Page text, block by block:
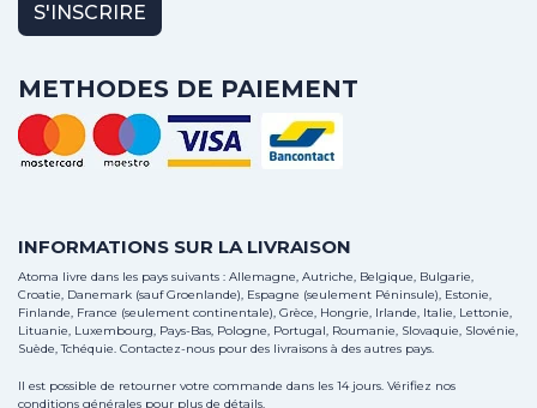
S'INSCRIRE
METHODES DE PAIEMENT
INFORMATIONS SUR LA LIVRAISON
Atoma livre dans les pays suivants : Allemagne, Autriche, Belgique, Bulgarie,
Croatie, Danemark (sauf Groenlande), Espagne (seulement Péninsule), Estonie,
Finlande, France (seulement continentale), Grèce, Hongrie, Irlande, Italie, Lettonie,
Lituanie, Luxembourg, Pays-Bas, Pologne, Portugal, Roumanie, Slovaquie, Slovénie,
Suède, Tchéquie. Contactez-nous pour des livraisons à des autres pays.
Il est possible de retourner votre commande dans les 14 jours. Vérifiez nos
conditions générales pour plus de détails.